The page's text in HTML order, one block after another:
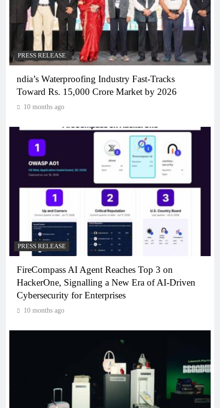
PRESS RELEASE
ndia’s Waterproofing Industry Fast-Tracks
Toward Rs. 15,000 Crore Market by 2026
10 months ago
PRESS RELEASE
FireCompass AI Agent Reaches Top 3 on
HackerOne, Signalling a New Era of AI-Driven
Cybersecurity for Enterprises
10 months ago